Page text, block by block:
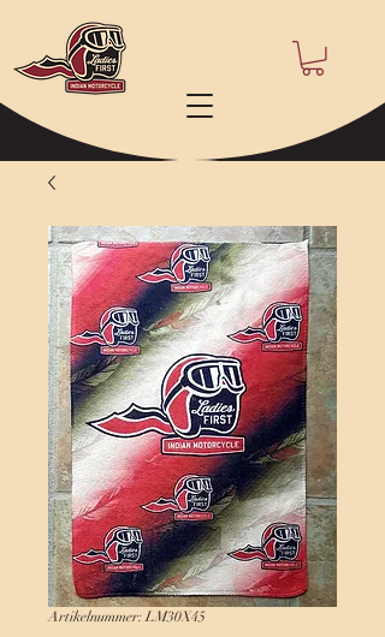
Artikelnummer: LM30X45